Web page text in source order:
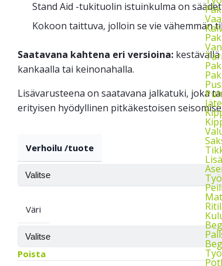
Stand Aid -tukituolin istuinkulma on
Kokoon taittuva, jolloin se vie vähemmän
Saatavana kahtena eri versioina:kestävällä
kankaalla tai keinonahalla.
Lisävarusteena on saatavana jalkatuki, joka
erityisen hyödyllinen pitkäkestoisen
Verhoilu /tuote
Väri
Poista